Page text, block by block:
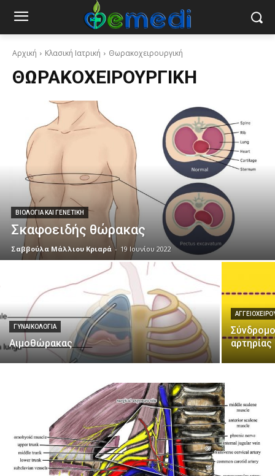
Αρχική Κλασική Ιατρική Θωρακοχειρουργική
ΘΩΡΑΚΟΧΕΙΡΟΥΡΓΙΚΉ
ΒΙΟΛΟΓΊΑ ΚΑΙ ΓΕΝΕΤΙΚΉ
Σκαφοειδής θώρακας
Σαββούλα Μάλλιου Κριαρά - 19 Ιουνίου 2022
ΓΥΝΑΙΚΟΛΟΓΊΑ
Αιμοθώρακας
αρτηρίας